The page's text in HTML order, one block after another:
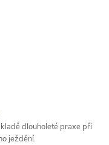
dlouholeté praxe při
ježdění.